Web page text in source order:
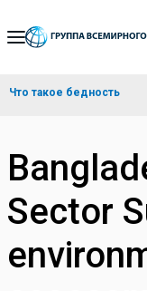
Skip
Navigation
Что такое бедность
Sector